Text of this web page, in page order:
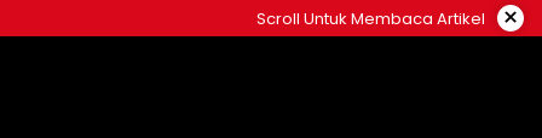
to
Scroll Untuk Membaca Artikel ×